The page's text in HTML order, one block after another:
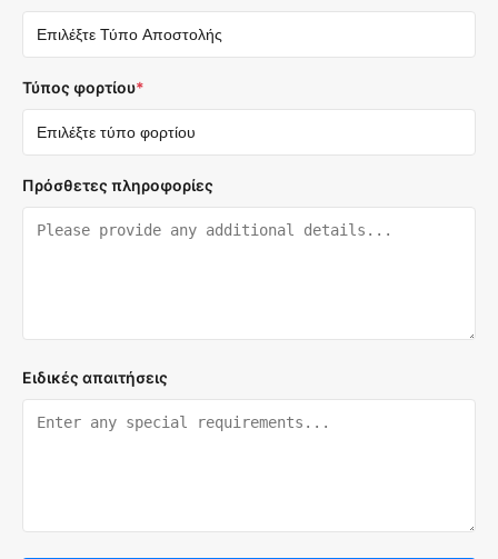
Τύπος φορτίου*
Πρόσθετες πληροφορίες
Ειδικές απαιτήσεις